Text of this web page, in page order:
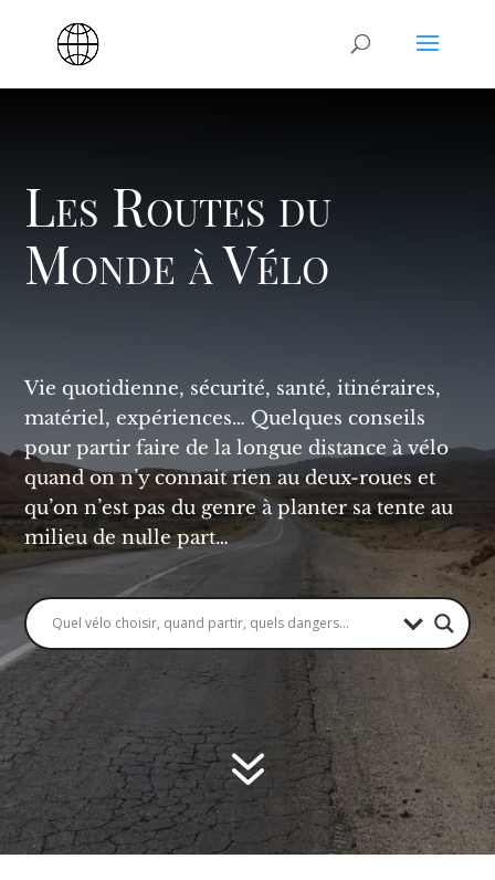
Les Routes du
Monde à Vélo
Vie quotidienne, sécurité, santé, itinéraires,
matériel, expériences… Quelques conseils
pour partir faire de la longue distance à vélo
quand on n’y connait rien au deux-roues et
qu’on n’est pas du genre à planter sa tente au
milieu de nulle part…
7